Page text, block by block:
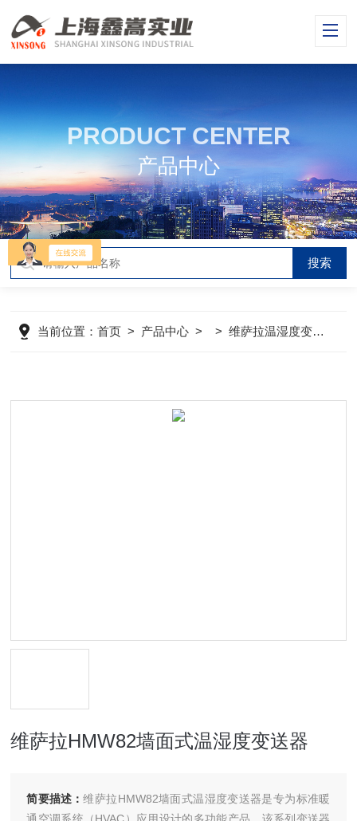
PRODUCT CENTER
产品中心
当前位置：首页 > 产品中心 > >维萨拉温湿度变送器
维萨拉HMW82墙面式温湿度变送器
简要描述：维萨拉HMW82墙面式温湿度变送器是专为标准暖